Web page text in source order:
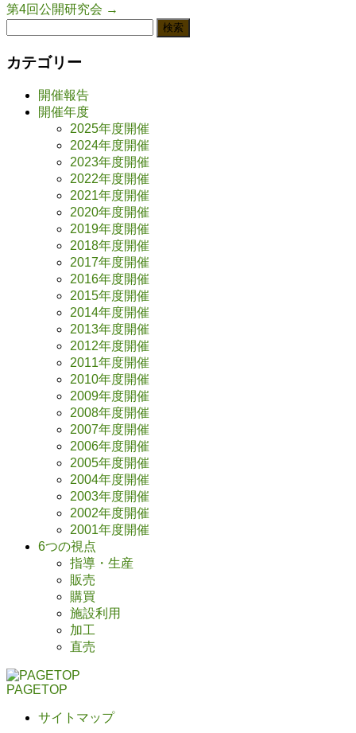
第4回公開研究会 →
カテゴリー
開催報告
開催年度
2025年度開催
2024年度開催
2023年度開催
2022年度開催
2021年度開催
2020年度開催
2019年度開催
2018年度開催
2017年度開催
2016年度開催
2015年度開催
2014年度開催
2013年度開催
2012年度開催
2011年度開催
2010年度開催
2009年度開催
2008年度開催
2007年度開催
2006年度開催
2005年度開催
2004年度開催
2003年度開催
2002年度開催
2001年度開催
6つの視点
指導・生産
販売
購買
施設利用
加工
直売
PAGETOP
サイトマップ